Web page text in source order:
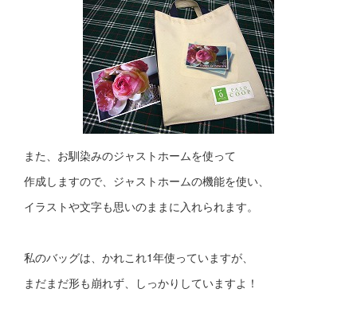
また、お馴染みのジャストホームを使って
作成しますので、ジャストホームの機能を使い、
イラストや文字も思いのままに入れられます。
私のバッグは、かれこれ1年使っていますが、
まだまだ形も崩れず、しっかりしていますよ！